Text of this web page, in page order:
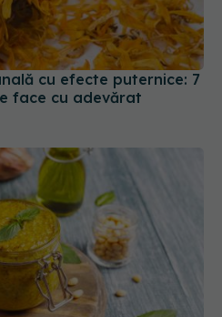
cu efecte puternice: 7
face cu adevărat